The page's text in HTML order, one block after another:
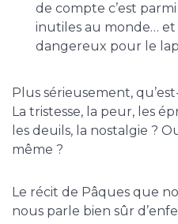
de compte c’est
inutiles au monde…
dangereux pour le
Plus sérieusement,
La tristesse, la peur, les
les deuils, la nostalgie ?
même ?
Le récit de Pâques que
nous parle bien sûr